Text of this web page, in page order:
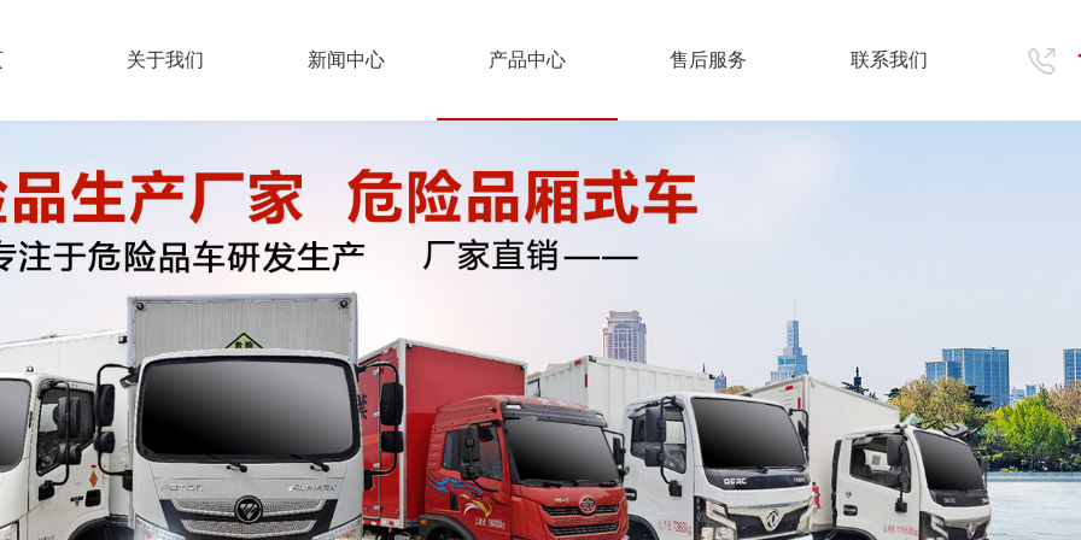
关于我们 新闻中心 产品中心 售后服务 联系我们